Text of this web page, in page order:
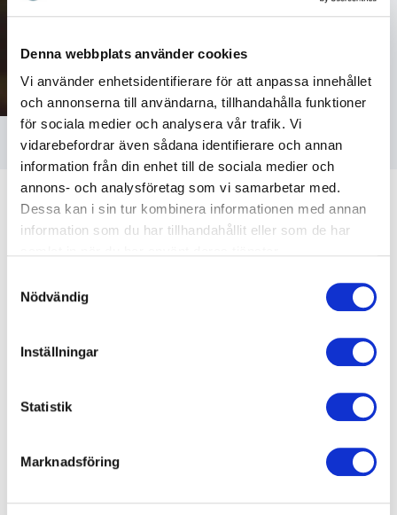
Denna webbplats använder cookies
Vi använder enhetsidentifierare för att anpassa innehållet
och annonserna till användarna, tillhandahålla funktioner
för sociala medier och analysera vår trafik. Vi
vidarebefordrar även sådana identifierare och annan
information från din enhet till de sociala medier och
annons- och analysföretag som vi samarbetar med.
Dessa kan i sin tur kombinera informationen med annan
information som du har tillhandahållit eller som de har
Nödvändig
Inställningar
Statistik
Marknadsföring